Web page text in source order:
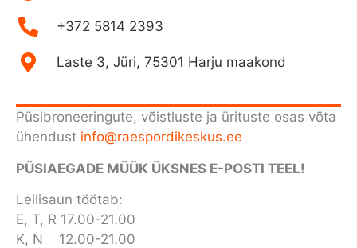
+372 5814 2393
Laste 3, Jüri, 75301 Harju maakond
Püsibroneeringute, võistluste ja ürituste osas võta
ühendust info@raespordikeskus.ee
PÜSIAEGADE MÜÜK ÜKSNES E-POSTI TEEL!
Leilisaun töötab:
E, T, R 17.00-21.00
K, N 12.00-21.00